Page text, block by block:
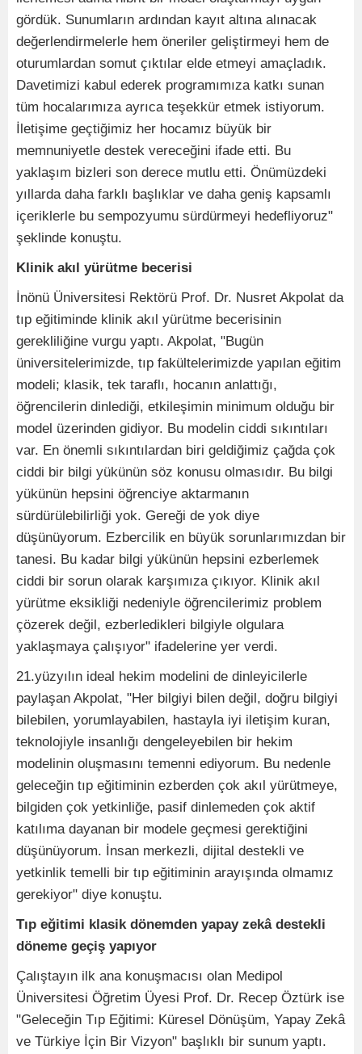
gördük. Sunumların ardından kayıt altına alınacak
değerlendirmelerle hem öneriler geliştirmeyi hem de
oturumlardan somut çıktılar elde etmeyi amaçladık.
Davetimizi kabul ederek programımıza katkı sunan
tüm hocalarımıza ayrıca teşekkür etmek istiyorum.
İletişime geçtiğimiz her hocamız büyük bir
memnuniyetle destek vereceğini ifade etti. Bu
yaklaşım bizleri son derece mutlu etti. Önümüzdeki
yıllarda daha farklı başlıklar ve daha geniş kapsamlı
içeriklerle bu sempozyumu sürdürmeyi hedefliyoruz"
şeklinde konuştu.
Klinik akıl yürütme becerisi
İnönü Üniversitesi Rektörü Prof. Dr. Nusret Akpolat da
tıp eğitiminde klinik akıl yürütme becerisinin
gerekliliğine vurgu yaptı. Akpolat, "Bugün
üniversitelerimizde, tıp fakültelerimizde yapılan eğitim
modeli; klasik, tek taraflı, hocanın anlattığı,
öğrencilerin dinlediği, etkileşimin minimum olduğu bir
model üzerinden gidiyor. Bu modelin ciddi sıkıntıları
var. En önemli sıkıntılardan biri geldiğimiz çağda çok
ciddi bir bilgi yükünün söz konusu olmasıdır. Bu bilgi
yükünün hepsini öğrenciye aktarmanın
sürdürülebilirliği yok. Gereği de yok diye
düşünüyorum. Ezbercilik en büyük sorunlarımızdan bir
tanesi. Bu kadar bilgi yükünün hepsini ezberlemek
ciddi bir sorun olarak karşımıza çıkıyor. Klinik akıl
yürütme eksikliği nedeniyle öğrencilerimiz problem
çözerek değil, ezberledikleri bilgiyle olgulara
yaklaşmaya çalışıyor" ifadelerine yer verdi.
21.yüzyılın ideal hekim modelini de dinleyicilerle
paylaşan Akpolat, "Her bilgiyi bilen değil, doğru bilgiyi
bilebilen, yorumlayabilen, hastayla iyi iletişim kuran,
teknolojiyle insanlığı dengeleyebilen bir hekim
modelinin oluşmasını temenni ediyorum. Bu nedenle
geleceğin tıp eğitiminin ezberden çok akıl yürütmeye,
bilgiden çok yetkinliğe, pasif dinlemeden çok aktif
katılıma dayanan bir modele geçmesi gerektiğini
düşünüyorum. İnsan merkezli, dijital destekli ve
yetkinlik temelli bir tıp eğitiminin arayışında olmamız
gerekiyor" diye konuştu.
Tıp eğitimi klasik dönemden yapay zekâ destekli
döneme geçiş yapıyor
Çalıştayın ilk ana konuşmacısı olan Medipol
Üniversitesi Öğretim Üyesi Prof. Dr. Recep Öztürk ise
"Geleceğin Tıp Eğitimi: Küresel Dönüşüm, Yapay Zekâ
ve Türkiye İçin Bir Vizyon" başlıklı bir sunum yaptı.